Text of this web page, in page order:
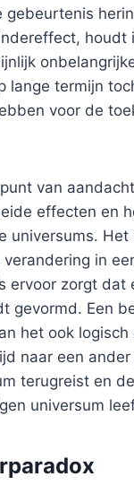
gebeurtenis
houdt
lange termijn
voor de
van
effecten en
universums. Het
in
ervoor zorgt dat
gevormd. Een
het ook logisch
naar een
terugreist en
universum